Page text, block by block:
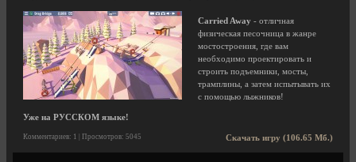
Carried Away - отличная
физическая песочница в жанре
мостостроения, где вам
необходимо проектировать и
строить подъемники, мосты,
трамплины, а затем испытывать их
с помощью лыжников!
Уже на РУССКОМ языке!
Скачать игру (106.65 Мб.)
Комментариев: 1 | Просмотров: 5045